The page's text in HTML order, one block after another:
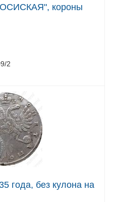
короны
2
года, без кулона на